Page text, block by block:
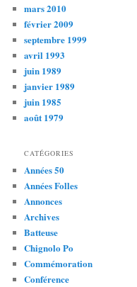
mars 2010
février 2009
septembre 1999
avril 1993
juin 1989
janvier 1989
juin 1985
août 1979
CATÉGORIES
Années 50
Années Folles
Annonces
Archives
Batteuse
Chignolo Po
Commémoration
Conférence